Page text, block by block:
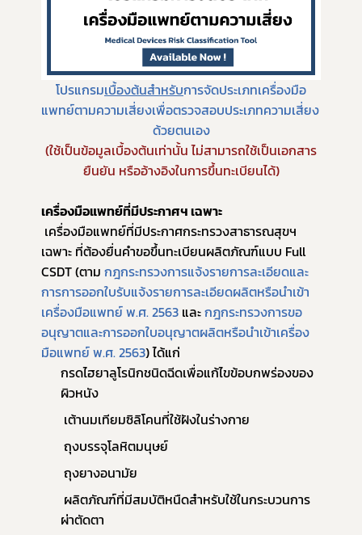
โปรแกรมเบื้องต้นสำหรับการจัดประเภทเครื่องมือ
แพทย์ตามความเสี่ยงเพื่อตรวจสอบประเภทความเสี่ยง
ด้วยตนเอง
(ใช้เป็นข้อมูลเบื้องต้นเท่านั้น ไม่สามารถใช้เป็นเอกสาร
ยืนยัน หรืออ้างอิงในการขึ้นทะเบียนได้)
เครื่องมือแพทย์ที่มีประกาศฯ เฉพาะ
เฉพาะ ที่ต้องยื่นคำขอขึ้นทะเบียนผลิตภัณฑ์แบบ Full
CSDT (ตาม กฎกระทรวงการแจ้งรายการละเอียดและ
การการออกใบรับแจ้งรายการละเอียดผลิตหรือนำเข้า
เครื่องมือแพทย์ พ.ศ. 2563 และ กฎกระทรวงการขอ
อนุญาตและการออกใบอนุญาตผลิตหรือนำเข้าเครื่อง
มือแพทย์ พ.ศ. 2563) ได้แก่
กรดไฮยาลูโรนิกชนิดฉีดเพื่อแก้ไขข้อบกพร่องของ
ผิวหนัง
เต้านมเทียมซิลิโคนที่ใช้ฝังในร่างกาย
ถุงบรรจุโลหิตมนุษย์
ถุงยางอนามัย
ผลิตภัณฑ์ที่มีสมบัติหนืดสำหรับใช้ในกระบวนการ
ผ่าตัดตา
ข่าวประชาสัมพันธ์ทั่วไป